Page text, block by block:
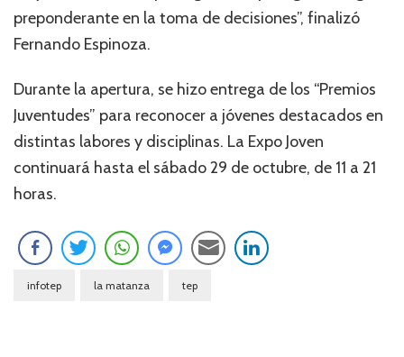
preponderante en la toma de decisiones”, finalizó
Fernando Espinoza.
Durante la apertura, se hizo entrega de los “Premios
Juventudes” para reconocer a jóvenes destacados en
distintas labores y disciplinas. La Expo Joven
continuará hasta el sábado 29 de octubre, de 11 a 21
horas.
infotep la matanza tep